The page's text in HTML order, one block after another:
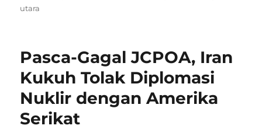
on
utara
Pasca-Gagal JCPOA, Iran
Kukuh Tolak Diplomasi
Nuklir dengan Amerika
Serikat